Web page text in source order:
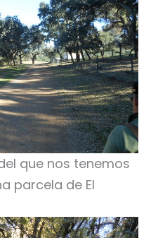
que nos tenemos
parcela de El